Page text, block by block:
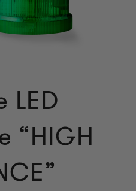
LED
“HIGH